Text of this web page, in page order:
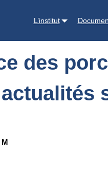
L’institut
des